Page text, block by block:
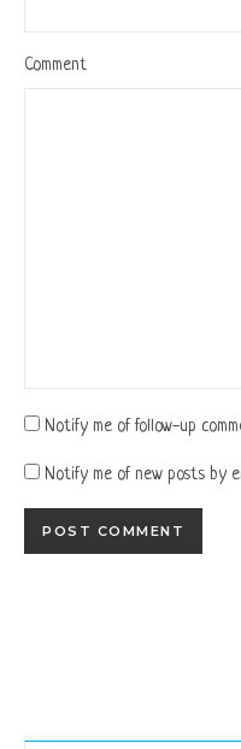
Comment
Notify me of follow-up
Notify me of new posts by